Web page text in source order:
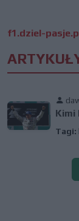
f1.dziel-
Kimi
Tagi: